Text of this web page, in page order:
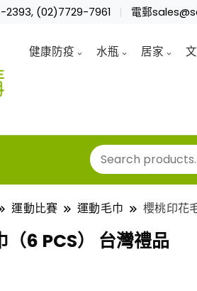
(02)7729-7961 電郵
健康防疫 水瓶 居家
運動比賽 運動毛巾 櫻桃印花
（6 PCS） 台灣禮品